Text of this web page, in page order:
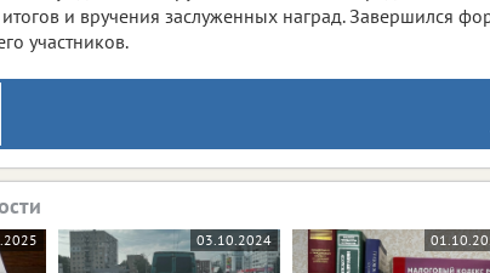
и вручения заслуженных наград. Завершился
участников.
03.10.2024